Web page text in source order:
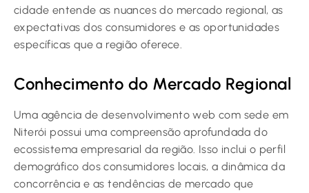
cidade entende as nuances do mercado regional, as
expectativas dos consumidores e as oportunidades
específicas que a região oferece.
Conhecimento do Mercado Regional
Uma agência de desenvolvimento web com sede em
Niterói possui uma compreensão aprofundada do
ecossistema empresarial da região. Isso inclui o perfil
demográfico dos consumidores locais, a dinâmica da
concorrência e as tendências de mercado que